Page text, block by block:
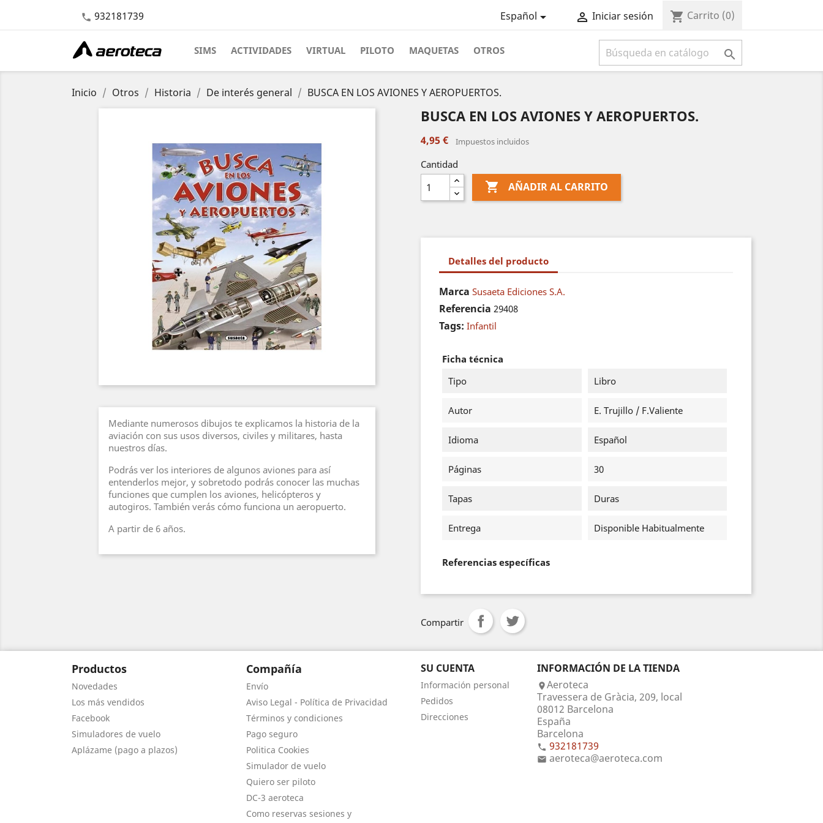
 932181739 Español  Iniciar sesión shopping_cart Carrito (0)
SIMS ACTIVIDADES VIRTUAL PILOTO MAQUETAS OTROS 
Inicio Otros Historia De interés general BUSCA EN LOS AVIONES Y AEROPUERTOS.
Mediante numerosos dibujos te explicamos la historia de la
aviación con sus usos diversos, civiles y militares, hasta
nuestros días.
Podrás ver los interiores de algunos aviones para así
entenderlos mejor, y sobretodo podrás conocer las muchas
funciones que cumplen los aviones, helicópteros y
autogiros. También verás cómo funciona un aeropuerto.
A partir de 6 años.
BUSCA EN LOS AVIONES Y AEROPUERTOS.
4,95 € Impuestos incluidos
Cantidad
 AÑADIR AL CARRITO
Detalles del producto
Marca Susaeta Ediciones S.A.
Referencia 29408
Tags: Infantil
Ficha técnica
Tipo
Libro
Autor E. Trujillo / F.Valiente
Idioma Español
Páginas 30
Tapas Duras
Entrega Disponible Habitualmente
Referencias específicas
Compartir
Productos
Novedades
Los más vendidos
Facebook
Simuladores de vuelo
Aplázame (pago a plazos)
Compañía
Envío
Aviso Legal - Política de Privacidad
Términos y condiciones
Pago seguro
Politica Cookies
Simulador de vuelo
Quiero ser piloto
DC-3 aeroteca
Como reservas sesiones y
SU CUENTA
Información personal
Pedidos
Direcciones
INFORMACIÓN DE LA TIENDA
Aeroteca
Travessera de Gràcia, 209, local
08012 Barcelona
España
Barcelona
 932181739
 aeroteca@aeroteca.com